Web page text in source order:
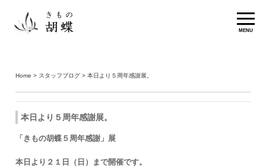
MENU
きもの胡蝶のご案内
お知らせ
ギャラリー
お問い合わせ
Home > スタッフブログ > 本日より５周年感謝展。
本日より５周年感謝展。
「きもの胡蝶５周年感謝」展
本日より２１日（日）まで開催です。